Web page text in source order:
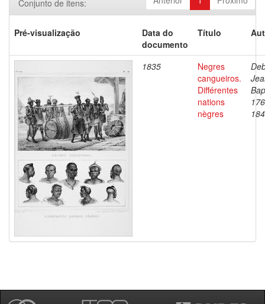
Conjunto de itens:
Pré-visualização
Data do
documento
Título
1835
Negres
cangueiros.
Différentes
nations
nègres